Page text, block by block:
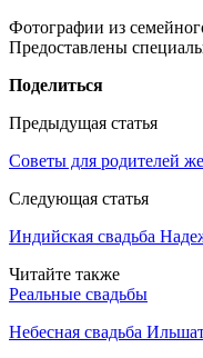
Фотографии из
Предоставлены
Поделиться
Предыдущая статья
Советы для родителей
Следующая статья
Индийская свадьба
Читайте также
Реальные свадьбы
Небесная свадьба